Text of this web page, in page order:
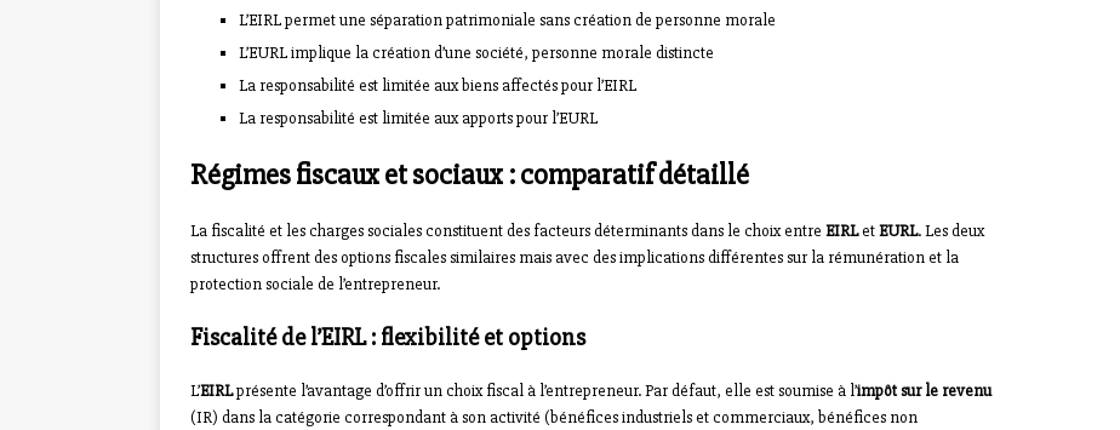
L’EIRL permet une séparation patrimoniale sans création de personne morale
L’EURL implique la création d’une société, personne morale distincte
La responsabilité est limitée aux biens affectés pour l’EIRL
La responsabilité est limitée aux apports pour l’EURL
Régimes fiscaux et sociaux : comparatif détaillé
La fiscalité et les charges sociales constituent des facteurs déterminants dans le choix entre EIRLetEURL. Les deux
structures offrent des options fiscales similaires mais avec des implications différentes sur la rémunération et la
protection sociale de l’entrepreneur.
Fiscalité de l’EIRL : flexibilité et options
L’EIRLprésente l’avantage d’offrir un choix fiscal à l’entrepreneur. Par défaut, elle est soumise à l’impôt sur le revenu
(IR) dans la catégorie correspondant à son activité (bénéfices industriels et commerciaux, bénéfices non